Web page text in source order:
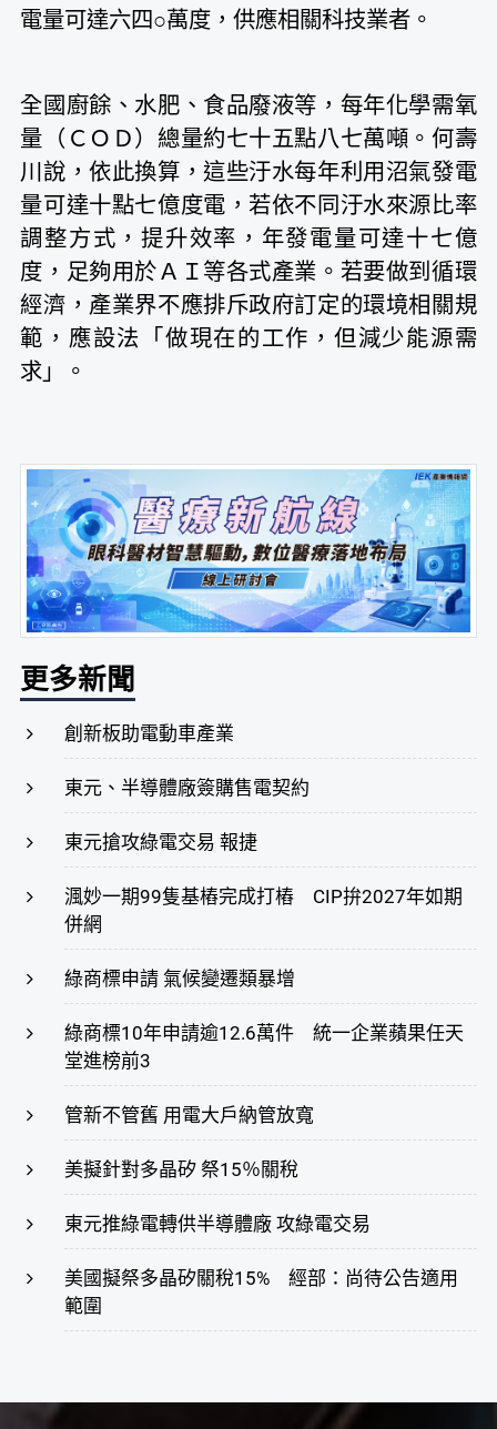
電量可達六四○萬度，供應相關科技業者。
全國廚餘、水肥、食品廢液等，每年化學需氧
量（ＣＯＤ）總量約七十五點八七萬噸。何壽
川說，依此換算，這些汙水每年利用沼氣發電
量可達十點七億度電，若依不同汙水來源比率
調整方式，提升效率，年發電量可達十七億
度，足夠用於ＡＩ等各式產業。若要做到循環
經濟，產業界不應排斥政府訂定的環境相關規
範，應設法「做現在的工作，但減少能源需
求」。
更多新聞
創新板助電動車產業
東元、半導體廠簽購售電契約
東元搶攻綠電交易 報捷
渢妙一期99隻基樁完成打樁 CIP拚2027年如期
併網
綠商標申請 氣候變遷類暴增
綠商標10年申請逾12.6萬件 統一企業蘋果任天
堂進榜前3
管新不管舊 用電大戶納管放寬
美擬針對多晶矽 祭15％關稅
東元推綠電轉供半導體廠 攻綠電交易
美國擬祭多晶矽關稅15% 經部：尚待公告適用
範圍